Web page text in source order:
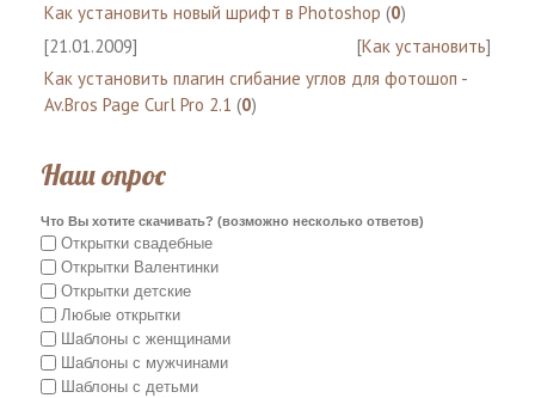
Как установить новый шрифт в Photoshop (0)
[21.01.2009]
[Как установить]
Как установить плагин сгибание углов для фотошоп -
Av.Bros Page Curl Pro 2.1 (0)
Наш опрос
Что Вы хотите скачивать? (возможно несколько ответов)
Открытки свадебные
Открытки Валентинки
Открытки детские
Любые открытки
Шаблоны с женщинами
Шаблоны с мужчинами
Шаблоны с детьми